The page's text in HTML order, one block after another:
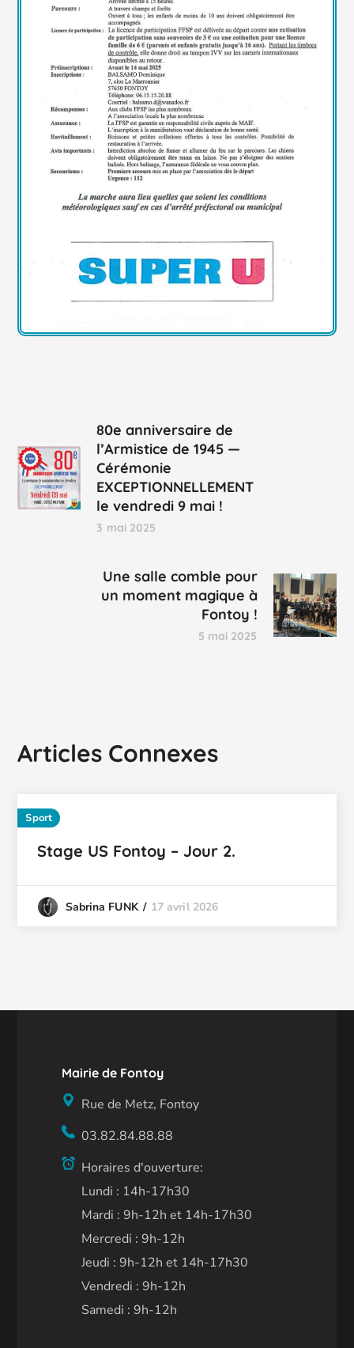
80e anniversaire de
l’Armistice de 1945 —
Cérémonie
EXCEPTIONNELLEMENT
le vendredi 9 mai !
3 mai 2025
Une salle comble pour
un moment magique à
Fontoy !
5 mai 2025
Articles Connexes
Sport
Stage US Fontoy – Jour 2.
Sabrina FUNK 17 avril 2026
Mairie de Fontoy
Rue de Metz, Fontoy
03.82.84.88.88
Horaires d'ouverture:
Lundi : 14h-17h30
Mardi : 9h-12h et 14h-17h30
Mercredi : 9h-12h
Jeudi : 9h-12h et 14h-17h30
Vendredi : 9h-12h
Samedi : 9h-12h